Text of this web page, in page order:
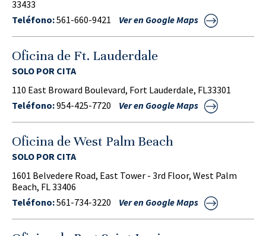
33433
Teléfono:561-660-9421 Ver en Google Maps
Oficina de Ft. Lauderdale
SOLO POR CITA
110 East Broward Boulevard, Fort Lauderdale, FL33301
Teléfono:954-425-7720 Ver en Google Maps
Oficina de West Palm Beach
SOLO POR CITA
1601 Belvedere Road, East Tower - 3rd Floor, West Palm
Beach, FL 33406
Teléfono:561-734-3220 Ver en Google Maps